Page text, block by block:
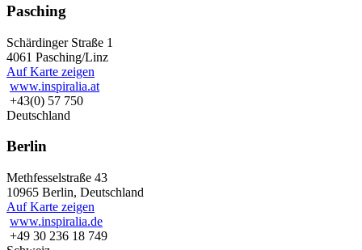
Pasching
Schärdinger Straße 1
4061 Pasching/Linz
Auf Karte zeigen
www.inspiralia.at
+43(0) 57 750
Deutschland
Berlin
Methfesselstraße 43
10965 Berlin, Deutschland
Auf Karte zeigen
www.inspiralia.de
+49 30 236 18 749